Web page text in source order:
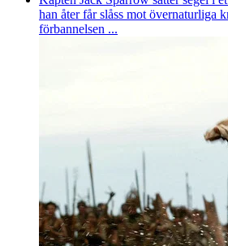
han åter får slåss mot övernaturliga
förbannelsen ...